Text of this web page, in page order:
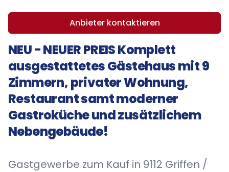
Anbieter kontaktieren
NEU - NEUER PREIS Komplett
ausgestattetes Gästehaus mit 9
Zimmern, privater Wohnung,
Restaurant samt moderner
Gastroküche und zusätzlichem
Nebengebäude!
Gastgewerbe zum Kauf in 9112 Griffen /